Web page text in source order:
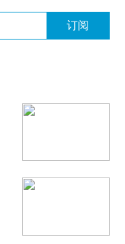
订阅